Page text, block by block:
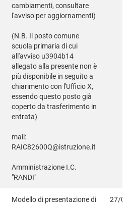
cambiamenti, consultare
l'avviso per aggiornamenti)
(N.B. Il posto comune
scuola primaria di cui
all'avviso u3904b14
allegato alla presente non è
più disponibile in seguito a
chiarimento con l'Ufficio X,
essendo questo posto già
coperto da trasferimento in
entrata)
mail:
RAIC82600Q@istruzione.it
Amministrazione I.C.
"RANDI"
Modello di presentazione di
27/